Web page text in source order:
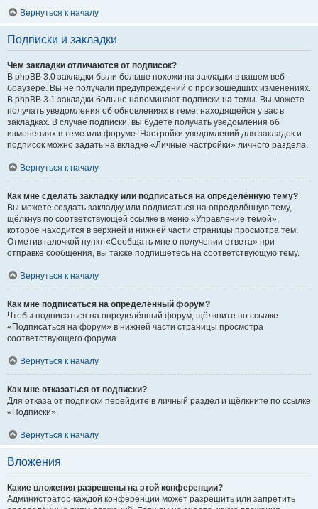
Вернуться к началу
Подписки и закладки
Чем закладки отличаются от подписок?
В phpBB 3.0 закладки были больше похожи на закладки в вашем веб-
браузере. Вы не получали предупреждений о произошедших изменениях.
В phpBB 3.1 закладки больше напоминают подписки на темы. Вы можете
получать уведомления об обновлениях в теме, находящейся у вас в
закладках. В случае подписки, вы будете получать уведомления об
изменениях в теме или форуме. Настройки уведомлений для закладок и
подписок можно задать на вкладке «Личные настройки» личного раздела.
Вернуться к началу
Как мне сделать закладку или подписаться на определённую тему?
Вы можете создать закладку или подписаться на определённую тему,
щёлкнув по соответствующей ссылке в меню «Управление темой»,
которое находится в верхней и нижней части страницы просмотра тем.
Отметив галочкой пункт «Сообщать мне о получении ответа» при
отправке сообщения, вы также подпишетесь на соответствующую тему.
Вернуться к началу
Как мне подписаться на определённый форум?
Чтобы подписаться на определённый форум, щёлкните по ссылке
«Подписаться на форум» в нижней части страницы просмотра
соответствующего форума.
Вернуться к началу
Как мне отказаться от подписки?
Для отказа от подписки перейдите в личный раздел и щёлкните по ссылке
«Подписки».
Вернуться к началу
Вложения
Какие вложения разрешены на этой конференции?
Администратор каждой конференции может разрешить или запретить